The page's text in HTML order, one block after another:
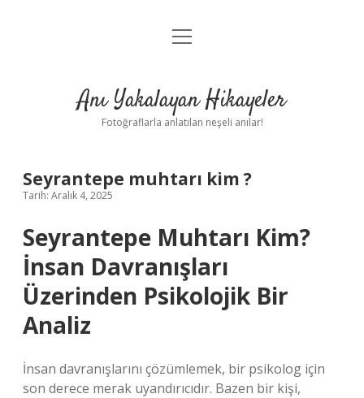
Anasayfa
Yasal Uyarı
menüyü
Anı Yakalayan Hikayeler
Fotoğraflarla anlatılan neşeli anılar!
Seyrantepe muhtarı kim ?
Tarih: Aralık 4, 2025
Seyrantepe Muhtarı Kim?
İnsan Davranışları
Üzerinden Psikolojik Bir
Analiz
İnsan davranışlarını çözümlemek, bir psikolog için
son derece merak uyandırıcıdır. Bazen bir kişi,